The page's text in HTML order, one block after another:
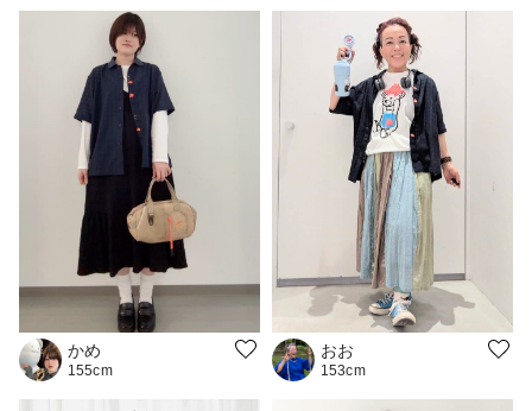
かめ
155cm
おお
153cm